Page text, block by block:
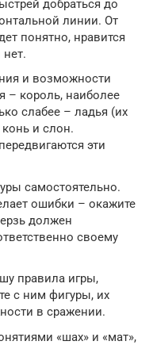
добраться до
линии. От
понятно, нравится
и возможности
– король, наиболее
слабее – ладья (их
и слон.
эти
самостоятельно.
ошибки – окажите
должен
своему
правила игры,
с ним фигуры, их
в сражении.
«шах» и «мат»,